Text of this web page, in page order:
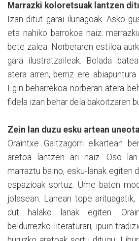
Marrazki koloretsuak lantzen
Izan ditut garai ilunagoak. Asko
eta nahiko barrokoa naiz:
bete zalea. Norberaren estiloa
gara ilustratzaileak. Bolada
atera arren, berriz ere
Egin beharrekoa norberari atera
fidela izan behar dela bakoitzaren
Zein lan duzu esku artean
Oraintxe Galtzagorri elkartean
aretoa lantzen ari naiz. Oso
marraztu baino, esku-lanak egiten
espazioak sortuz. Ume baten
jolasean. Lanean tope
dut halako lanak egiten.
beldurrezko literaturari, ipuin